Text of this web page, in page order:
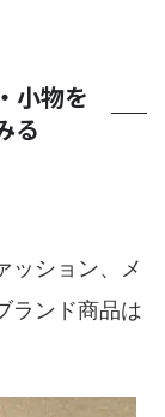
小物を
る
ッション、メ
ランド商品は